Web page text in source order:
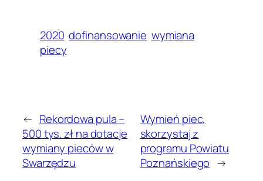
2020 dofinansowanie wymiana
piecy
← Rekordowa pula –
500 tys. zł na dotacje
wymiany pieców w
Swarzędzu
Wymień piec,
skorzystaj z
programu Powiatu
Poznańskiego →